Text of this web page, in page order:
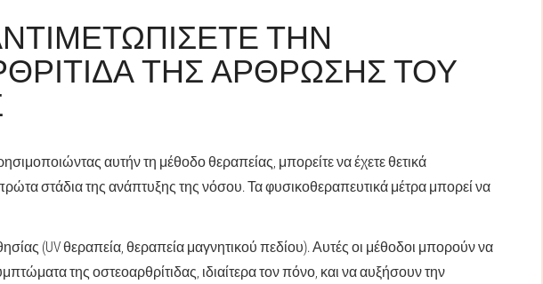
ΤΗΝ
ΤΗΣ ΆΡΘΡΩΣΗΣ ΤΟΥ
αυτήν τη μέθοδο θεραπείας, μπορείτε να έχετε θετικά
στάδια της ανάπτυξης της νόσου. Τα φυσικοθεραπευτικά μέτρα μπορεί να
(UV θεραπεία, θεραπεία μαγνητικού πεδίου). Αυτές οι μέθοδοι μπορούν να
της οστεοαρθρίτιδας, ιδιαίτερα τον πόνο, και να αυξήσουν την